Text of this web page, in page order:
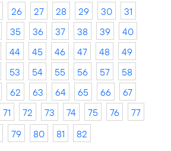
26 27 28 29 30
31
35 36 37 38 39
40
44 45 46 47 48
49
53 54 55 56 57
58
62 63 64 65 66
67
71 72 73 74 75 76
77
79 80 81 82